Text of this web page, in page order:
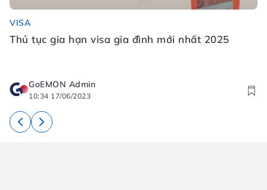
VISA
Thủ tục gia hạn visa gia đình mới nhất 2025
GoEMON Admin
10:34 17/06/2023